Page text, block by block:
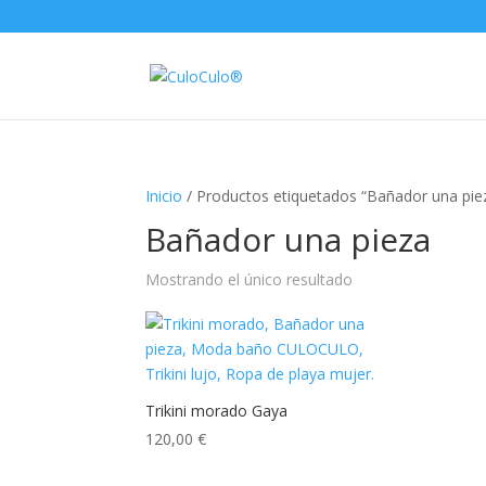
Inicio / Productos etiquetados “Bañador una
Bañador una pieza
Mostrando el único resultado
Trikini morado Gaya
120,00€